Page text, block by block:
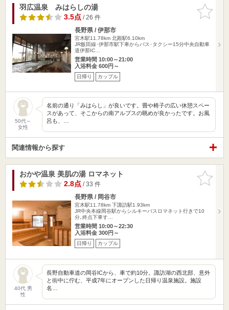
お気に入
りに追加
羽広温泉 みはらしの湯
3.5点/ 26 件
長野県 / 伊那市
宮木駅11.78km 北殿駅6.10km
JR飯田線･伊那市駅下車からバス･タクシー15分中央自動車
道伊那IC…
営業時間 10:00～21:00
入浴料金 600円～
日帰り カップル
50代～
女性
名前の通り「みはらし」が良いです。畳や椅子の広い休憩スペー
スがあって、そこからの南アルプスの眺めが良かったです。お風
呂も、…
関連情報から探す
お気に入
りに追加
おかや温泉 美肌の湯 ロマネット
2.8点/ 33 件
長野県 / 岡谷市
宮木駅11.78km 下諏訪駅1.93km
JR中央本線岡谷駅からシルキーバスロマネット行きで10
分､終点下車す…
営業時間 10:00～22:30
入浴料金 300円～
日帰り カップル
40代 男
性
長野自動車道の岡谷ICから、車で約10分。諏訪湖の西北部、意外
と街中に佇む、平成7年にオープンした日帰り温泉施設。施設
名…